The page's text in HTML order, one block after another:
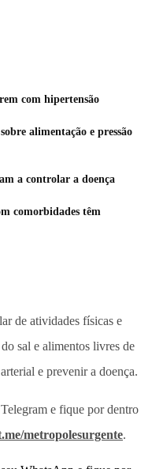
com hipertensão
alimentação e pressão
a controlar a doença
comorbidades têm
de atividades físicas e
sal e alimentos livres de
e prevenir a doença.
e fique por dentro
metropolesurgente.